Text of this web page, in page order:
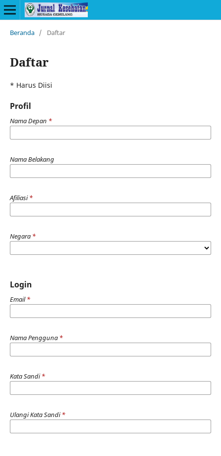
Beranda / Daftar
Daftar
* Harus Diisi
Profil
Nama Depan *
Nama Belakang
Afiliasi*
Negara *
Login
Email*
Nama Pengguna *
Kata Sandi*
Ulangi Kata Sandi*